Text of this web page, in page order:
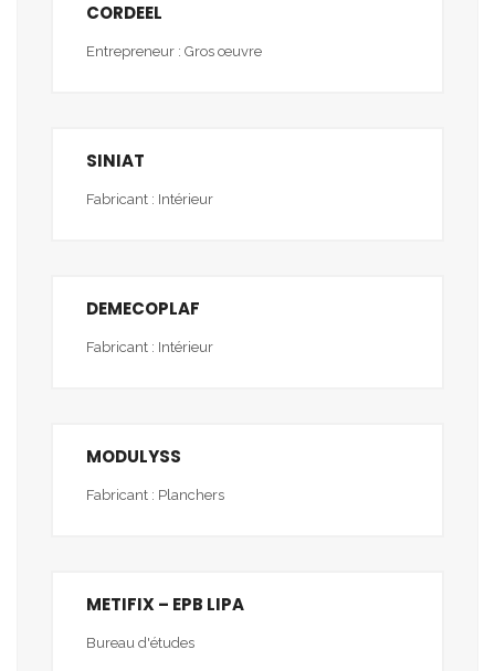
CORDEEL
Entrepreneur : Gros œuvre
SINIAT
Fabricant : Intérieur
DEMECOPLAF
Fabricant : Intérieur
MODULYSS
Fabricant : Planchers
METIFIX – EPB LIPA
Bureau d'études